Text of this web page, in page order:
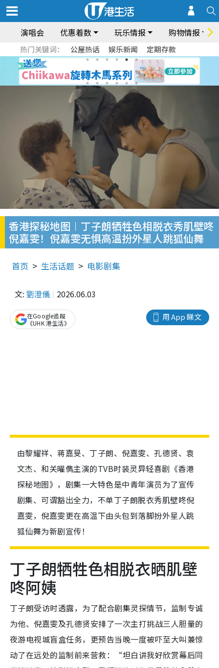
演唱会 优惠着数 玩乐情报 购物情报
热门关键词： 公屋热话 娱乐新闻 定期存款
香港探秘地图︱丁子朗牺牲色相脱衣秀肌壁咚
倪嘉雯！倪嘉雯无惧高温扮外星人跳狐仙舞
首页 生活话题 电影剧集
文: 劉澄儀 2026.06.03
用 App 睇文
在Google追蹤
《UHK 港生活》
由黎耀祥、蒋嘉旻、丁子朗、倪嘉雯、孔德贤、袁
文杰、和关曜儁主演的TVB时装灵异轻喜剧《香港
探秘地图》，剧集一大特色是中青年演员为了宣传
剧集、可谓豁出全力，不单丁子朗脱衣秀肌壁咚倪
嘉雯，倪嘉雯更在高温下由头包到落脚扮外星人跳
狐仙舞为新剧宣传！
丁子朗牺牲色相脱衣晒肌壁
咚阿姨
丁子朗受访时透露，为了配合剧集灵探情节，监制专诚
为他、倪嘉雯及孔德贤安排了一次主打挑战三人胆量的
夜游电视城盲盒任务，更预告当晚一度被吓至大叫兼惊
动了在远处的监制前来营救：“坦白讲我好欣赏幕后同